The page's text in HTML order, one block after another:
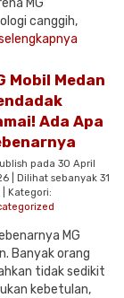
MG
canggih,
Mobil Medan
Ada Apa
pada 30 April
| Dilihat sebanyak 31
| Kategori:
MG
Banyak orang
tidak sedikit
kebetulan,